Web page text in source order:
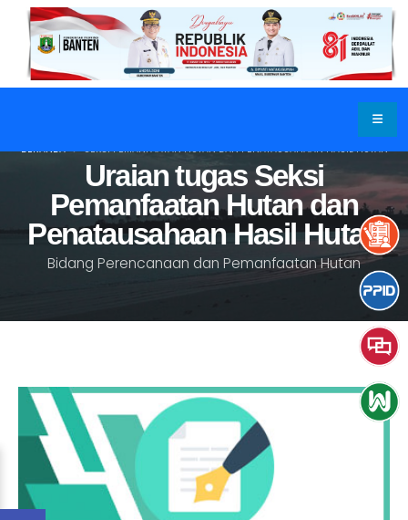
Uraian tugas Seksi
Pemanfaatan Hutan dan
Penatausahaan Hasil Hutan
Bidang Perencanaan dan Pemanfaatan Hutan
BERANDA SEKSI PEMANFAATAN HUTAN DAN PENATAUSAHAAN HASIL HUTAN